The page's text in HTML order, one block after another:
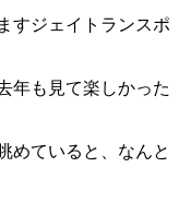
すジェイトランスポ
年も見て楽しかった
めていると、なんと